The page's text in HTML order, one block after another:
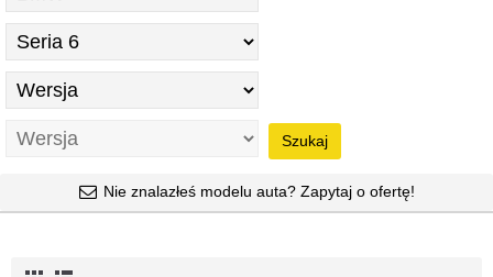
Szukaj
Nie znalazłeś modelu auta? Zapytaj o ofertę!